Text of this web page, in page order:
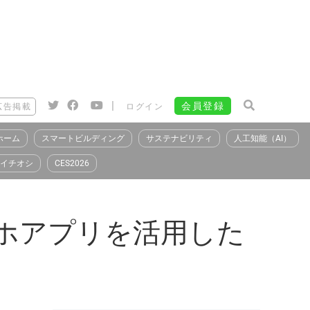
告掲載 | ログイン 会員登録
ーム スマートビルディング サステナビリティ 人工知能（AI）
イチオシ CES2026
アプリを活用した